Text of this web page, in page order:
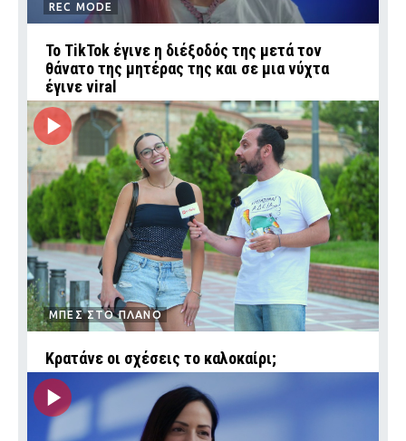
REC MODE
Το TikTok έγινε η διέξοδός της μετά τον
θάνατο της μητέρας της και σε μια νύχτα
έγινε viral
ΜΠΕΣ ΣΤΟ ΠΛΑΝΟ
Κρατάνε οι σχέσεις το καλοκαίρι;